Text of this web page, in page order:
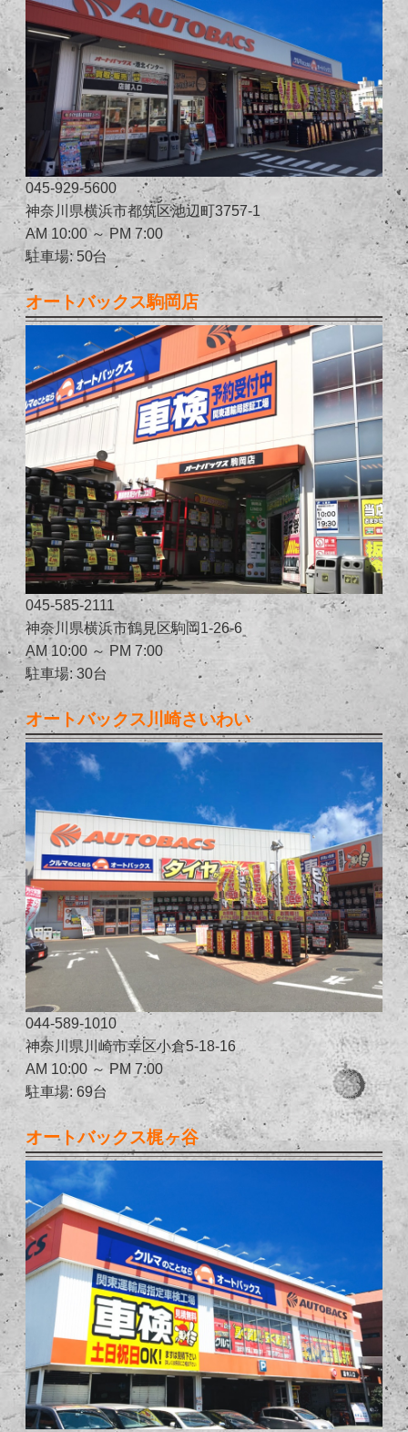
045-929-5600
神奈川県横浜市都筑区池辺町3757-1
AM 10:00 ～ PM 7:00
駐車場: 50台
オートバックス駒岡店
045-585-2111
神奈川県横浜市鶴見区駒岡1-26-6
AM 10:00 ～ PM 7:00
駐車場: 30台
オートバックス川崎さいわい
044-589-1010
神奈川県川崎市幸区小倉5-18-16
AM 10:00 ～ PM 7:00
駐車場: 69台
オートバックス梶ヶ谷